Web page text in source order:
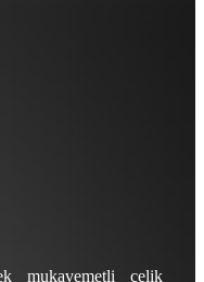
mukavemetli çelik